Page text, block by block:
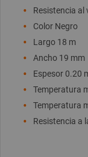
Resistencia al
Color Negro
Largo 18 m
Ancho 19 mm
Espesor 0.20
Temperatura
Temperatura
Resistencia a